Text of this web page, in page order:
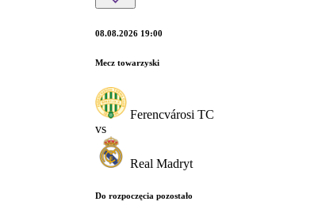
08.08.2026 19:00
Mecz towarzyski
Ferencvárosi TC
vs
Real Madryt
Do rozpoczęcia pozostało